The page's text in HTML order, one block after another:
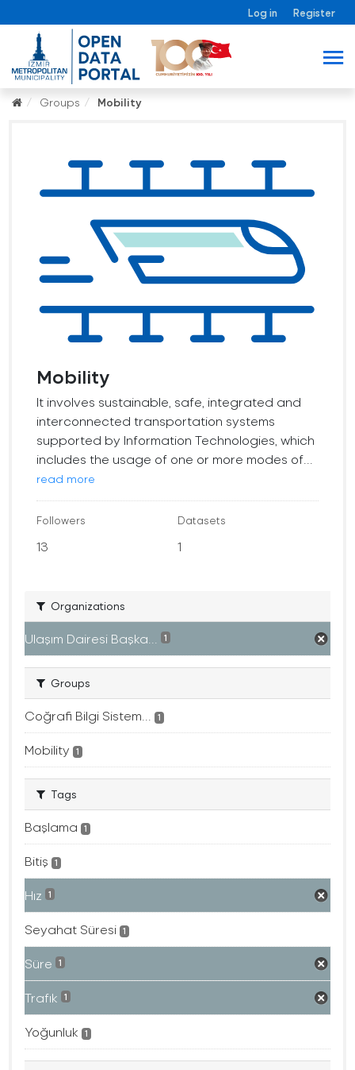
Log in Register
Groups Mobility
Mobility
It involves sustainable, safe, integrated and
interconnected transportation systems
supported by Information Technologies, which
includes the usage of one or more modes of...
read more
Followers
13
Datasets
1
Organizations
Ulaşım Dairesi Başka... 1
Groups
Coğrafi Bilgi Sistem... 1
Mobility 1
Tags
Başlama 1
Bitiş 1
Hız 1
Seyahat Süresi 1
Süre 1
Trafık 1
Yoğunluk 1